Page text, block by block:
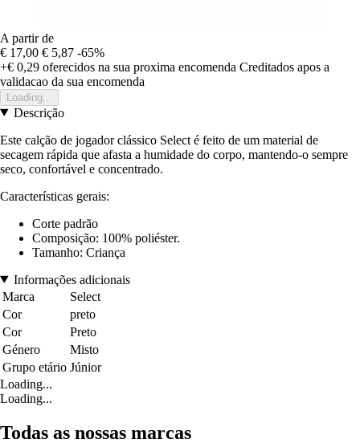
A partir de
€ 17,00 € 5,87 -65%
+€ 0,29 oferecidos na sua proxima encomenda Creditados apos a
validacao da sua encomenda
Loading...
Descrição
Este calção de jogador clássico Select é feito de um material de
secagem rápida que afasta a humidade do corpo, mantendo-o sempre
seco, confortável e concentrado.
Características gerais:
Corte padrão
Composição: 100% poliéster.
Tamanho: Criança
Informações adicionais
Marca
Select
Cor
preto
Cor
Preto
Género
Misto
Grupo etário Júnior
Loading...
Loading...
Todas as nossas marcas